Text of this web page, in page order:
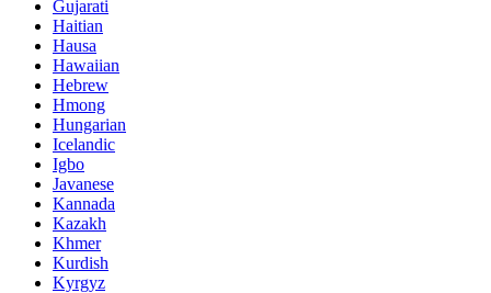
Gujarati
Haitian
Hausa
Hawaiian
Hebrew
Hmong
Hungarian
Icelandic
Igbo
Javanese
Kannada
Kazakh
Khmer
Kurdish
Kyrgyz